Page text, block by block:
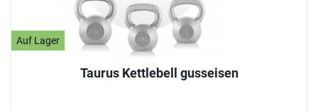
Auf Lager
Taurus Kettlebell gusseisen